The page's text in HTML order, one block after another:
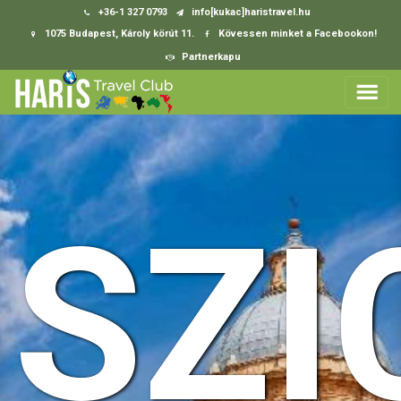
+36-1 327 0793
info[kukac]haristravel.hu
1075 Budapest, Károly körút 11.
Kövessen minket a Facebookon!
Partnerkapu